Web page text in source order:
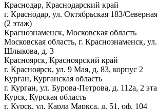
Краснодар, Краснодарский край
г. Краснодар, ул. Октябрьская 183/
(2 этаж)
Краснознаменск, Московская область
Московская область, г. Краснознаменск,
Шлыкова, д. 3
Красноярск, Красноярский край
г. Красноярск, ул. 9 Мая, д. 83, корпус 2
Курган, Курганская область
г. Курган, ул. Бурова-Петрова, д. 112а, 2
Курск, Курская область
г. Курск, ул. Карла Маркса, д. 51, оф. 104